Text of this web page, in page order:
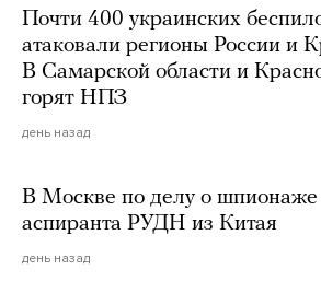
Почти 400 украинских
атаковали регионы России и
В Самарской области и
горят НПЗ
день назад
В Москве по делу о шпионаже
аспиранта РУДН из Китая
день назад